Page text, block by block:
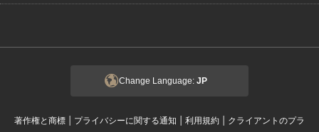
Change Language: JP
著作権と商標 | プライバシーに関する通知 | 利用規約 | クライアントのプラ